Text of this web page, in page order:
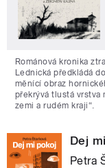
Románová kronika
Lednická předkládá
měnící obraz
překrývá tlustá vrstva
zemi a rudém kraji“.
Dej
Petra